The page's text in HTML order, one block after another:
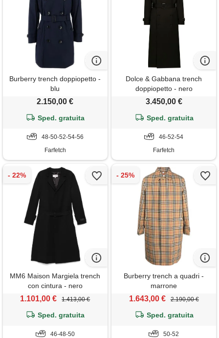
Burberry trench doppiopetto -
blu
2.150,00 €
Sped. gratuita
48-50-52-54-56
Farfetch
Dolce & Gabbana trench
doppiopetto - nero
3.450,00 €
Sped. gratuita
46-52-54
Farfetch
MM6 Maison Margiela trench
con cintura - nero
1.101,00 € 1.413,00 €
Sped. gratuita
46-48-50
Burberry trench a quadri -
marrone
1.643,00 € 2.190,00 €
Sped. gratuita
50-52